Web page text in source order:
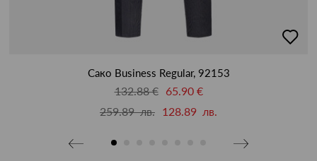
в
Сако Business Regular, 92153
132.88 €
65.90 €
259.89 лв. 128.89 лв.